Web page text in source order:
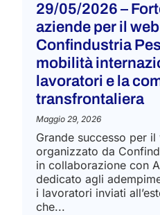
29/05/2026 –
aziende per il
Confindustria
mobilità
lavoratori e la
transfrontaliera
Maggio 29, 2026
Grande successo per
organizzato da
in collaborazione con
dedicato agli
i lavoratori inviati
che...